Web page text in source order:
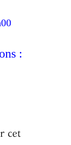
:
cet